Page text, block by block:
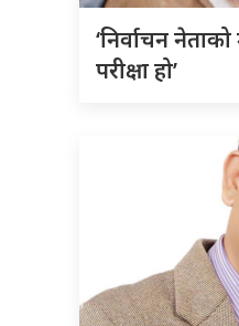
‘निर्वाचन
परीक्षा हो’